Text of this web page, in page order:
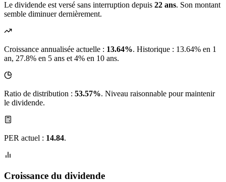
Le dividende est versé sans interruption depuis 22 ans. Son montant
semble diminuer dernièrement.
Croissance annualisée actuelle : 13.64%. Historique : 13.64% en 1
an, 27.8% en 5 ans et 4% en 10 ans.
Ratio de distribution : 53.57%. Niveau raisonnable pour maintenir
le dividende.
PER actuel : 14.84.
Croissance du dividende